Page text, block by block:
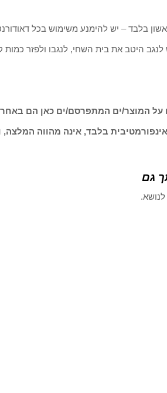
על המוצר/ים המתפרסם/ים כאן הם
בלבד, אינה מהווה המלצה,
גם